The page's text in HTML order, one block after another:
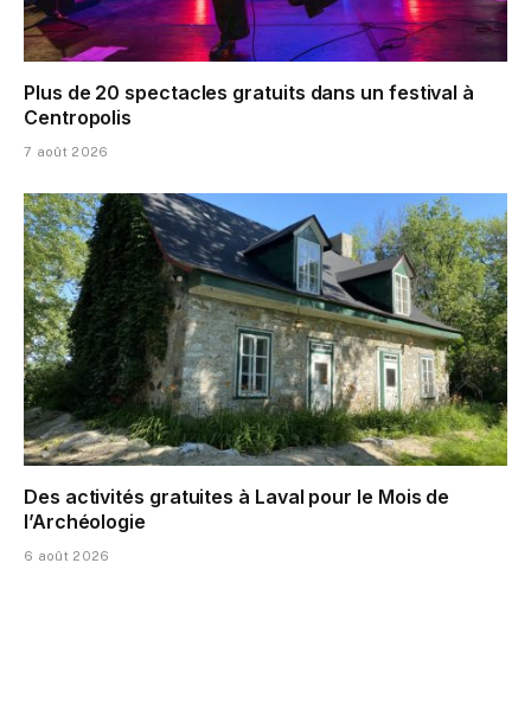
Plus de 20 spectacles gratuits dans un festival à
Centropolis
7 août 2026
Des activités gratuites à Laval pour le Mois de
l’Archéologie
6 août 2026